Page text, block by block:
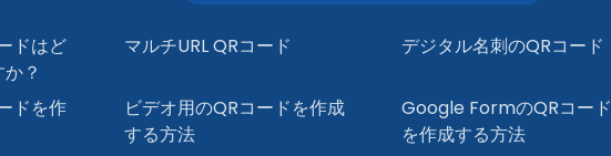
ドはど
？
マルチURL QRコード デジタル名刺のQRコード
ドを作
ビデオ用のQRコードを作成
する方法
Google FormのQRコード
を作成する方法